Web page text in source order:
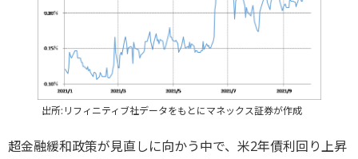
出所:リフィニティブ社データをもとにマネックス証券が作成
超金融緩和政策が見直しに向かう中で、米2年債利回り上昇